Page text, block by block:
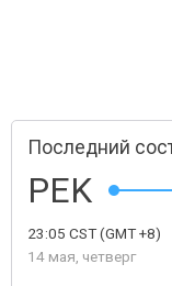
Последний
PEK
23:05 CST(GMT +8)
14 мая, четверг